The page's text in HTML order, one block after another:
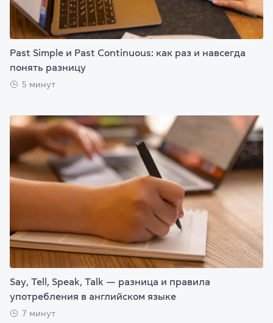
Past Simple и Past Continuous: как раз и навсегда
понять разницу
5 минут
Say, Tell, Speak, Talk — разница и правила
употребления в английском языке
7 минут